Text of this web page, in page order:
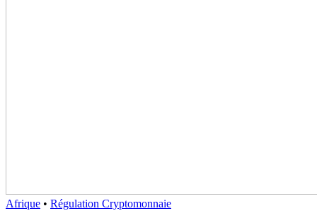
Afrique • Régulation Cryptomonnaie